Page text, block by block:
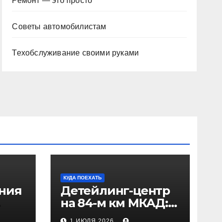
Советы автомобилистам
Техобслуживание своими руками
КУДА ПОЕХАТЬ
Детейлинг-центр
на 84-м км МКАД:
адрес и проезд